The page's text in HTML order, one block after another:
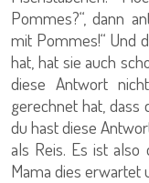
Pommes?“, dann
mit Pommes!“ Und
hat, hat sie auch
diese Antwort
gerechnet hat,
du hast diese
als Reis. Es ist also
Mama dies erwartet